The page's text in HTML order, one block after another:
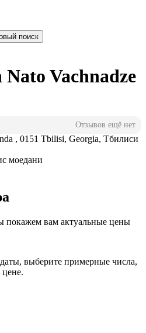
поиск
Vachnadze
Отзывов ещё нет
, 0151 Tbilisi, Georgia, Тбилиси
моедани
покажем вам актуальные цены
выберите примерные числа,
цене.